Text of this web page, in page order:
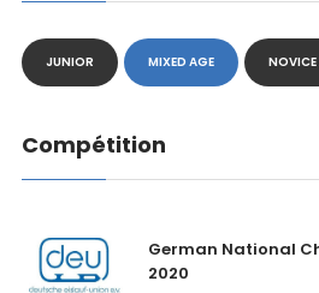
JUNIOR MIXED AGE NOVICE
Compétition
German National
2020